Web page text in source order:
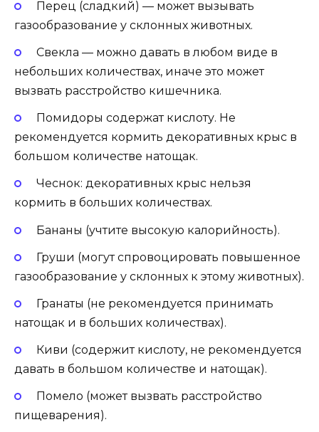
Перец (сладкий) — может вызывать
газообразование у склонных животных.
Свекла — можно давать в любом виде в
небольших количествах, иначе это может
вызвать расстройство кишечника.
Помидоры содержат кислоту. Не
рекомендуется кормить декоративных крыс в
большом количестве натощак.
Чеснок: декоративных крыс нельзя
кормить в больших количествах.
Бананы (учтите высокую калорийность).
Груши (могут спровоцировать повышенное
газообразование у склонных к этому животных).
Гранаты (не рекомендуется принимать
натощак и в больших количествах).
Киви (содержит кислоту, не рекомендуется
давать в большом количестве и натощак).
Помело (может вызвать расстройство
пищеварения).